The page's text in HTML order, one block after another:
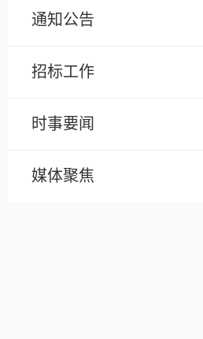
通知公告
招标工作
时事要闻
媒体聚焦